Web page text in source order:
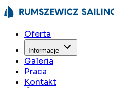
Oferta
Informacje
Galeria
Praca
Kontakt